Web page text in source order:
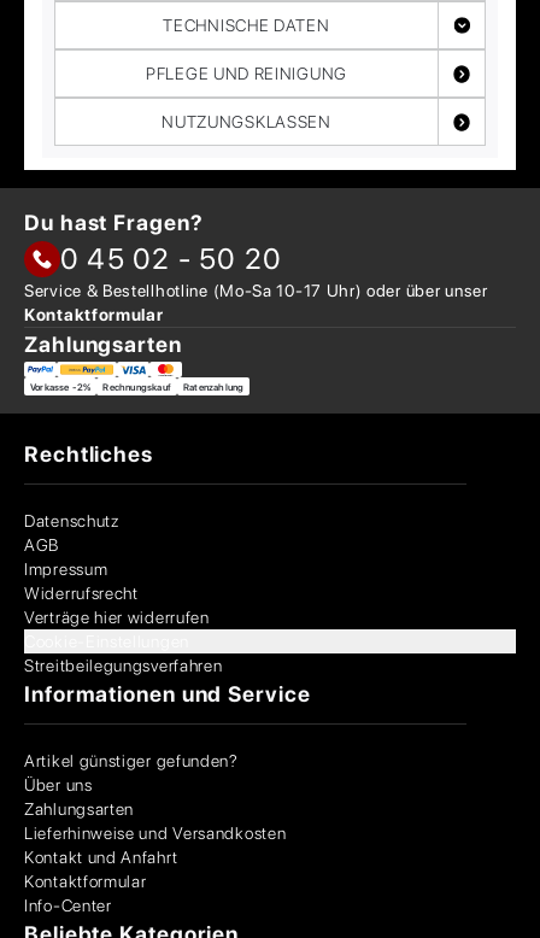
TECHNISCHE DATEN
PFLEGE UND REINIGUNG
NUTZUNGSKLASSEN
Du hast Fragen?
0 45 02 - 50 20
Service & Bestellhotline (Mo-Sa 10-17 Uhr) oder überunser
Kontaktformular
Zahlungsarten
Vorkasse -2% Rechnungskauf Ratenzahlung
Rechtliches
Datenschutz
AGB
Impressum
Widerrufsrecht
Verträge hier widerrufen
Streitbeilegungsverfahren
Informationen und Service
Artikel günstiger gefunden?
Über uns
Zahlungsarten
Lieferhinweise und Versandkosten
Kontakt und Anfahrt
Kontaktformular
Info-Center